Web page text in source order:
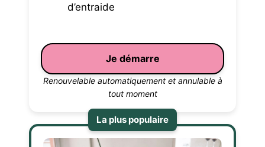
d’entraide
Je démarre
Renouvelable automatiquement et annulable à
tout moment